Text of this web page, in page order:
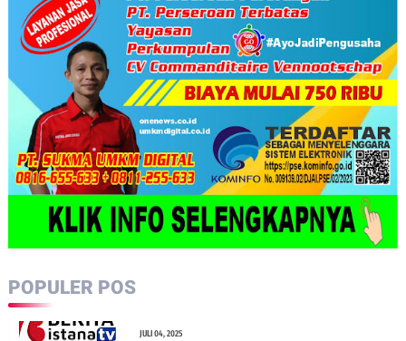
POPULER POS
JULI 04, 2025